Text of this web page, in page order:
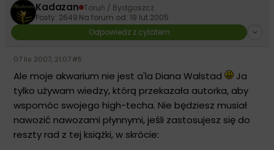
Kadazan Toruń / Bydgoszcz
Posty: 2649 Na forum od: 19 lut 2005
Odpowiedz z cytatem
07 lis 2007, 21:07#5
Ale moje akwarium nie jest a'la Diana Walstad
Ja
tylko używam wiedzy, którą przekazała autorka, aby
wspomóc swojego high-techa. Nie będziesz musiał
nawozić nawozami płynnymi, jeśli zastosujesz się do
reszty rad z tej książki, w skrócie: